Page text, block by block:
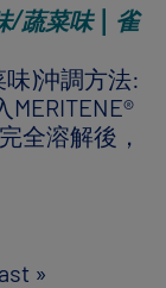
蔬菜味 | 雀
味)沖調方法:
全溶解後，
page
»